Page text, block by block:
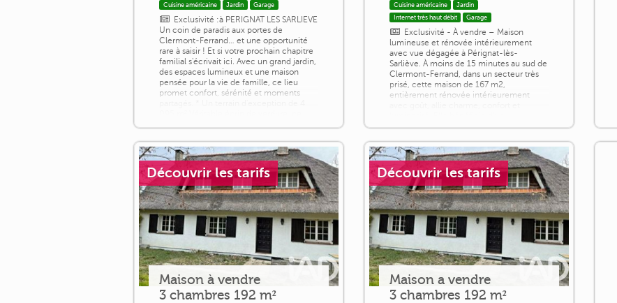
Cuisine américaine
Jardin Garage
Exclusivité :à PERIGNAT LES SARLIEVE
Un coin de paradis aux portes de
Clermont-Ferrand… et une opportunité
rare à saisir ! Et si votre prochain chapitre
familial s'écrivait ici. Avec un grand jardin,
des espaces lumineux et une maison
pensée pour la vie de famille, ce lieu
promet confort, sérénité et moments
Cuisine américaine
Jardin
Internet très haut débit
Garage
Exclusivité - À vendre – Maison
lumineuse et rénovée intérieurement
avec vue dégagée à Pérignat-lès-
Sarliève. À moins de 15 minutes au sud de
Clermont-Ferrand, dans un secteur très
prisé, cette maison de 167 m2,
entièrement rénovée intérieurement
environnement agréable avec une vue
comprenant une belle terrasse en bois,
[...]
Découvrir les tarifs
Maison à vendre
3 chambres 192 m²
Découvrir les tarifs
Maison a vendre
3 chambres 192 m²